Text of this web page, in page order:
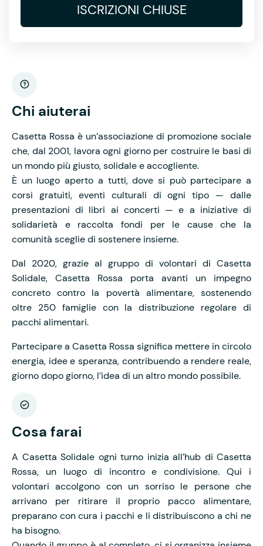
ISCRIZIONI CHIUSE
Chi aiuterai
Casetta Rossa è un’associazione di promozione sociale
che, dal 2001, lavora ogni giorno per costruire le basi di
un mondo più giusto, solidale e accogliente.
È un luogo aperto a tutti, dove si può partecipare a
corsi gratuiti, eventi culturali di ogni tipo — dalle
presentazioni di libri ai concerti — e a iniziative di
solidarietà e raccolta fondi per le cause che la
comunità sceglie di sostenere insieme.
Dal 2020, grazie al gruppo di volontari di Casetta
Solidale, Casetta Rossa porta avanti un impegno
concreto contro la povertà alimentare, sostenendo
oltre 250 famiglie con la distribuzione regolare di
pacchi alimentari.
Partecipare a Casetta Rossa significa mettere in circolo
energia, idee e speranza, contribuendo a rendere reale,
giorno dopo giorno, l’idea di un altro mondo possibile.
Cosa farai
A Casetta Solidale ogni turno inizia all’hub di Casetta
Rossa, un luogo di incontro e condivisione. Qui i
volontari accolgono con un sorriso le persone che
arrivano per ritirare il proprio pacco alimentare,
preparano con cura i pacchi e li distribuiscono a chi ne
ha bisogno.